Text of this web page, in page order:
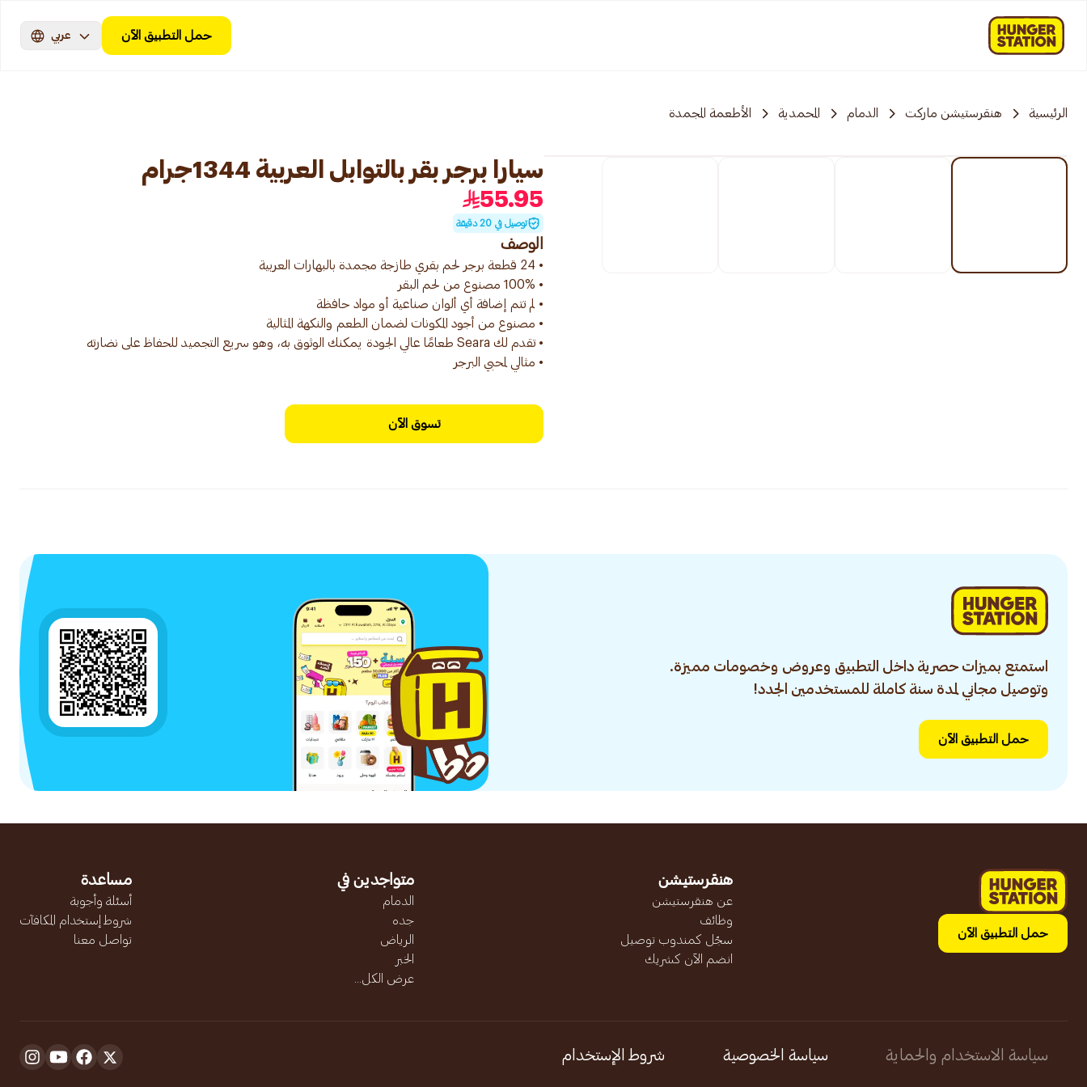
حمل التطبيق الآن عربي
الرئيسية هنقرستيشن ماركت الدمام المحمدية الأطعمة المجمدة
سيارا برجر بقر بالتوابل العربية 1344جرام
55.95
توصيل في 20 دقيقة
الوصف
• مثالي لمحبي البرجر
تسوق الآن
استمتع بميزات حصرية داخل التطبيق وعروض وخصومات مميزة.
وتوصيل مجاني لمدة سنة كاملة للمستخدمين الجدد!
حمل التطبيق الآن
حمل التطبيق الآن
هنقرستيشن
عن هنقرستيشن
وظائف
سجّل كمندوب توصيل
انضم الآن كشريك
متواجدين في
الدمام
جده
الرياض
الخبر
عرض الكل...
مساعدة
أسئلة وأجوبة
شروط إستخدام المكافآت
تواصل معنا
سياسة الاستخدام والحماية سياسة الخصوصية شروط الإستخدام